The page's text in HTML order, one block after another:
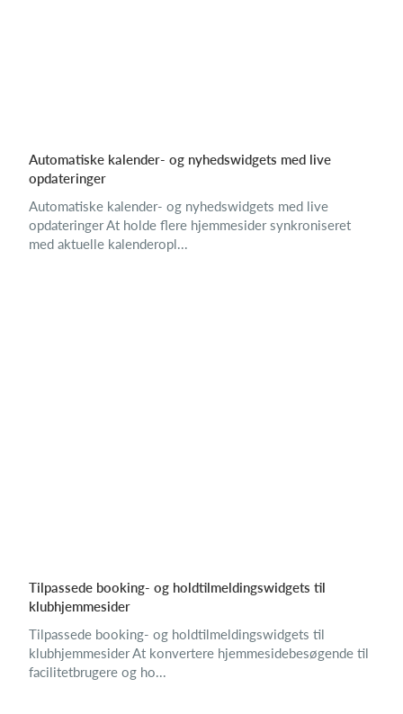
Automatiske kalender- og nyhedswidgets med live
opdateringer
Automatiske kalender- og nyhedswidgets med live
opdateringer At holde flere hjemmesider synkroniseret
med aktuelle kalenderopl...
Tilpassede booking- og holdtilmeldingswidgets til
klubhjemmesider
Tilpassede booking- og holdtilmeldingswidgets til
klubhjemmesider At konvertere hjemmesidebesøgende til
facilitetbrugere og ho...